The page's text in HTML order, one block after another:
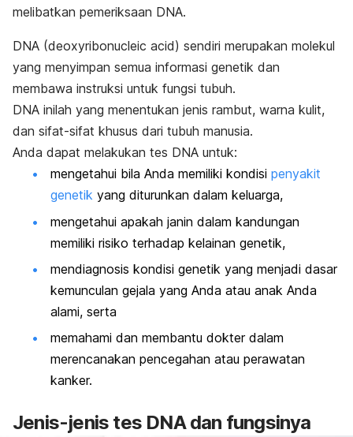
melibatkan pemeriksaan DNA.
DNA (deoxyribonucleic acid) sendiri merupakan molekul
yang menyimpan semua informasi genetik dan
membawa instruksi untuk fungsi tubuh.
DNA inilah yang menentukan jenis rambut, warna kulit,
dan sifat-sifat khusus dari tubuh manusia.
Anda dapat melakukan tes DNA untuk:
mengetahui bila Anda memiliki kondisi penyakit
genetik yang diturunkan dalam keluarga,
mengetahui apakah janin dalam kandungan
memiliki risiko terhadap kelainan genetik,
mendiagnosis kondisi genetik yang menjadi dasar
kemunculan gejala yang Anda atau anak Anda
alami, serta
memahami dan membantu dokter dalam
merencanakan pencegahan atau perawatan
kanker.
Jenis-jenis tes DNA dan fungsinya